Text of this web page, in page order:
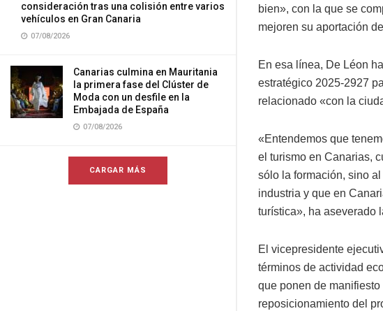
consideración tras una colisión entre varios
vehículos en Gran Canaria
07/08/2026
Canarias culmina en Mauritania
la primera fase del Clúster de
Moda con un desfile en la
Embajada de España
07/08/2026
CARGAR MÁS
bien», con la que se
mejoren su aportación
En esa línea, De Léon
estratégico 2025-2927
relacionado «con la
«Entendemos que
el turismo en Canarias,
sólo la formación, sino
industria y que en
turística», ha aseverado
El vicepresidente
términos de actividad
que ponen de
reposicionamiento del